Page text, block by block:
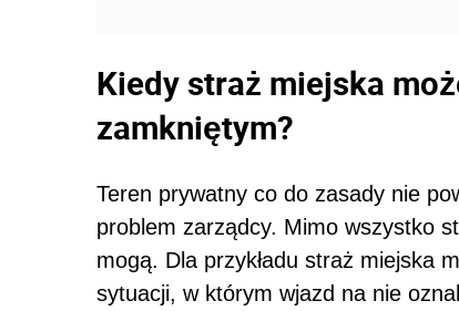
Kiedy straż miejska
zamkniętym?
Teren prywatny co do zasady nie
problem zarządcy. Mimo wszystko
mogą. Dla przykładu straż miejska
sytuacji, w którym wjazd na nie